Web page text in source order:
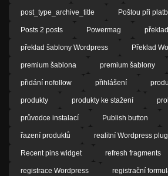
post_type_archive_title Poštou při
Posts 2 posts Powermag překlad
překlad šablony Wordpress Překlad
premium šablona premium šablony
přidání nofollow přihlášení
produkty produkty ke stažení
průvodce instalací Publish button
řazení produktů realitní Wordpress
Recent pins widget refresh fragments
registrace Wordpress registrační